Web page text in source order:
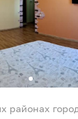
районах